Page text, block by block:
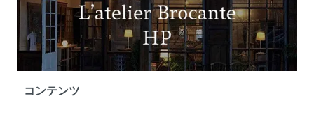
コンテンツ